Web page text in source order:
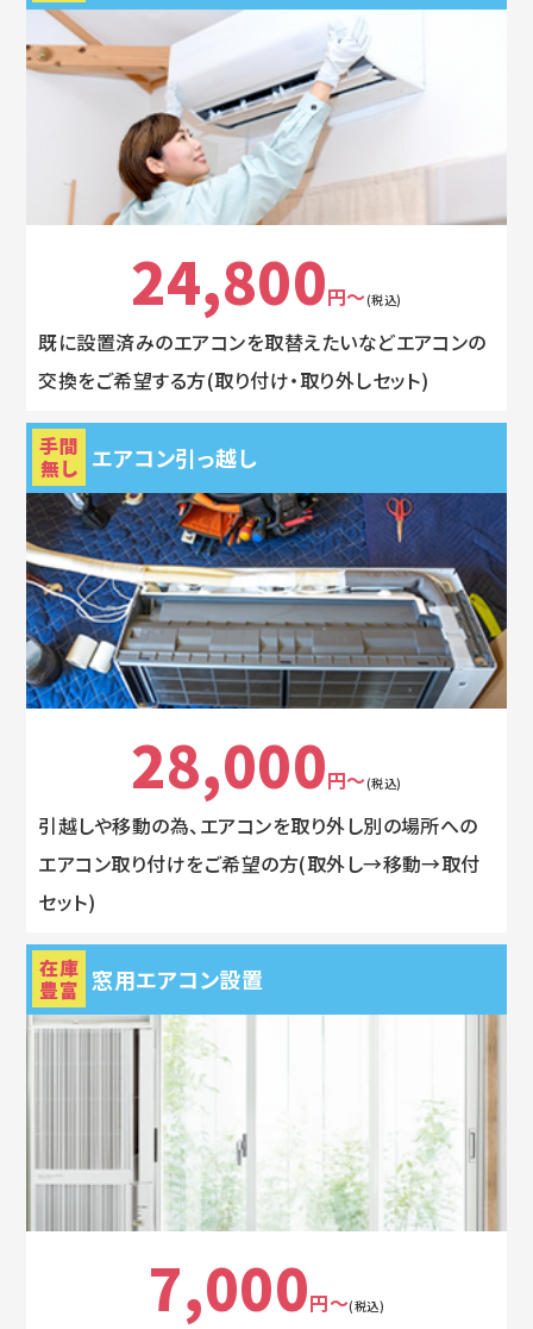
24,800円～(税込)
既に設置済みのエアコンを取替えたいなどエアコンの
交換をご希望する方(取り付け・取り外しセット)
手間
無し エアコン引っ越し
28,000円～(税込)
引越しや移動の為、エアコンを取り外し別の場所への
エアコン取り付けをご希望の方(取外し→移動→取付
セット)
在庫
豊富 窓用エアコン設置
7,000円～(税込)